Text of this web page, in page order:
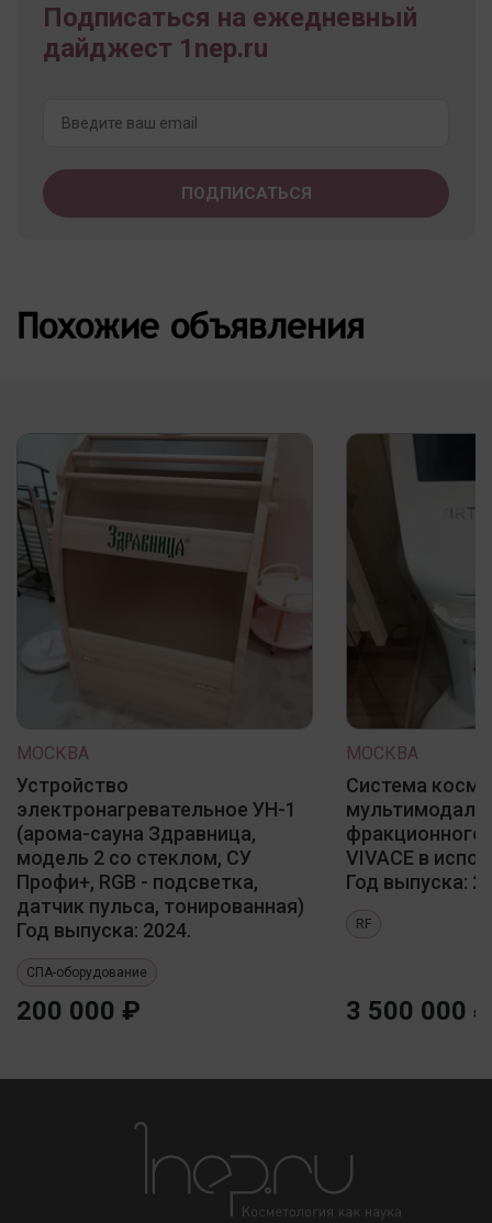
Подписаться на ежедневный
дайджест 1nep.ru
Похожие объявления
МОСКВА
Устройство
электронагревательное УН-1
(арома-сауна Здравница,
модель 2 со стеклом, СУ
Профи+, RGB - подсветка,
датчик пульса, тонированная)
Год выпуска: 2024.
СПА-оборудование
200 000 ₽
МОСКВА
Система
фракционного
VIVACE в
Год выпуска:
RF
3 500 000 ₽